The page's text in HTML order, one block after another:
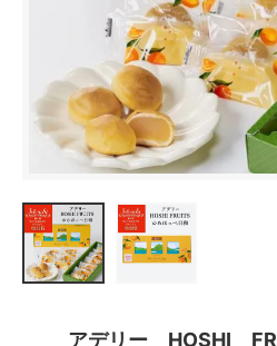
アデリー HOSHI